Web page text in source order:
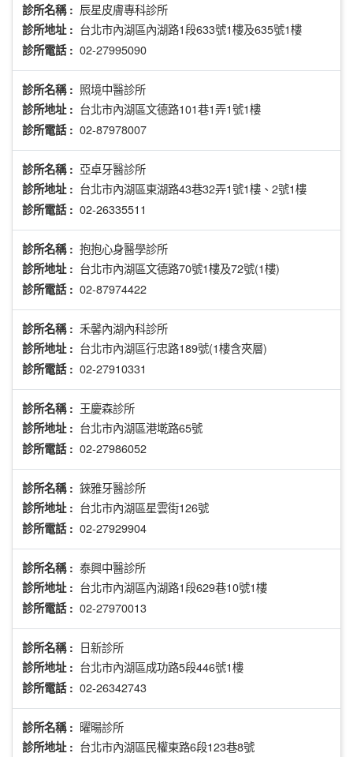
診所名稱 : 辰星皮膚專科診所
診所地址 : 台北市內湖區內湖路1段633號1樓及635號1樓
診所電話 : 02-27995090
診所名稱 : 照境中醫診所
診所地址 : 台北市內湖區文德路101巷1弄1號1樓
診所電話 : 02-87978007
診所名稱 : 亞卓牙醫診所
診所地址 : 台北市內湖區東湖路43巷32弄1號1樓、2號1樓
診所電話 : 02-26335511
診所名稱 : 抱抱心身醫學診所
診所地址 : 台北市內湖區文德路70號1樓及72號(1樓)
診所電話 : 02-87974422
診所名稱 : 禾馨內湖內科診所
診所地址 : 台北市內湖區行忠路189號(1樓含夾層)
診所電話 : 02-27910331
診所名稱 : 王慶森診所
診所地址 : 台北市內湖區港墘路65號
診所電話 : 02-27986052
診所名稱 : 錸雅牙醫診所
診所地址 : 台北市內湖區星雲街126號
診所電話 : 02-27929904
診所名稱 : 泰興中醫診所
診所地址 : 台北市內湖區內湖路1段629巷10號1樓
診所電話 : 02-27970013
診所名稱 : 日新診所
診所地址 : 台北市內湖區成功路5段446號1樓
診所電話 : 02-26342743
診所名稱 : 曜暘診所
診所地址 : 台北市內湖區民權東路6段123巷8號